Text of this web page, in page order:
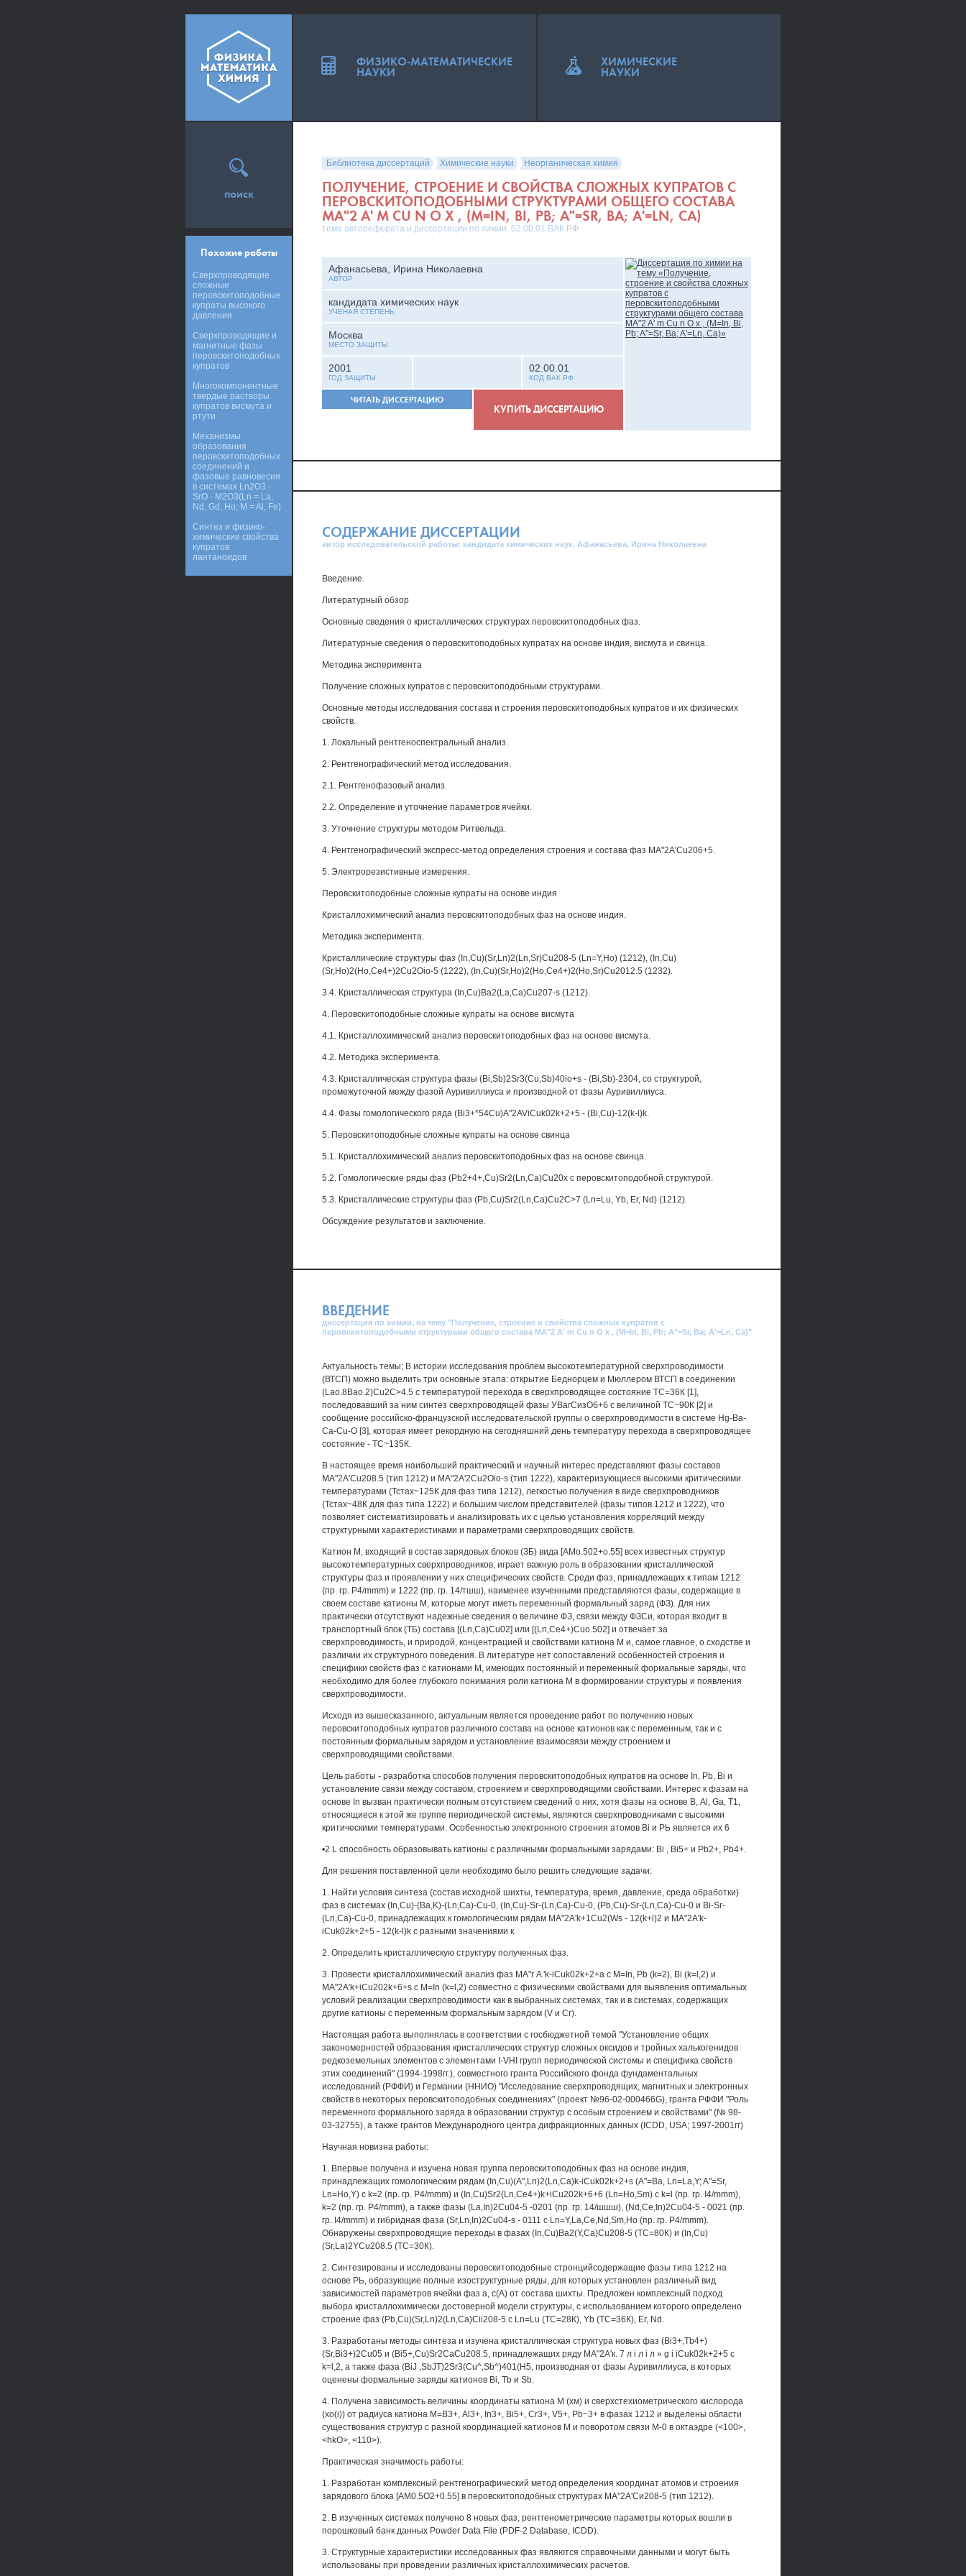
Библиотека диссертаций Химические науки Неорганическая химия
ПОЛУЧЕНИЕ, СТРОЕНИЕ И СВОЙСТВА СЛОЖНЫХ КУПРАТОВ С
ПЕРОВСКИТОПОДОБНЫМИ СТРУКТУРАМИ ОБЩЕГО СОСТАВА
MA"2 A' M CU N O X , (M=IN, BI, PB; A"=SR, BA; A'=LN, CA)
тема автореферата и диссертации по химии, 02.00.01 ВАК РФ
Афанасьева, Ирина Николаевна
АВТОР
кандидата химических наук
УЧЕНАЯ СТЕПЕНЬ
Москва
МЕСТО ЗАЩИТЫ
2001
ГОД ЗАЩИТЫ
02.00.01
КОД ВАК РФ
ЧИТАТЬ ДИССЕРТАЦИЮ
КУПИТЬ ДИССЕРТАЦИЮ
СОДЕРЖАНИЕ ДИССЕРТАЦИИ
автор исследовательской работы: кандидата химических наук, Афанасьева, Ирина Николаевна
Введение.
Литературный обзор
Основные сведения о кристаллических структурах перовскитоподобных фаз.
Литературные сведения о перовскитоподобных купратах на основе индия, висмута и свинца.
Методика эксперимента
Получение сложных купратов с перовскитоподобными структурами.
Основные методы исследования состава и строения перовскитоподобных купратов и их физических
свойств.
1. Локальный рентгеноспектральный анализ.
2. Рентгенографический метод исследования.
2.1. Рентгенофазовый анализ.
2.2. Определение и уточнение параметров ячейки.
3. Уточнение структуры методом Ритвельда.
4. Рентгенографический экспресс-метод определения строения и состава фаз MA"2A'Cu206+5.
5. Электрорезистивные измерения.
Перовскитоподобные сложные купраты на основе индия
Кристаллохимический анализ перовскитоподобных фаз на основе индия.
Методика эксперимента.
Кристаллические структуры фаз (In,Cu)(Sr,Ln)2(Ln,Sr)Cu208-5 (Ln=Y,Ho) (1212), (In,Cu)
(Sr,Ho)2(Ho,Ce4+)2Cu2Oio-5 (1222), (In,Cu)(Sr,Ho)2(Ho,Ce4+)2(Ho,Sr)Cu2012.5 (1232).
3.4. Кристаллическая структура (In,Cu)Ba2(La,Ca)Cu207-s (1212).
4. Перовскитоподобные сложные купраты на основе висмута
4.1. Кристаллохимический анализ перовскитоподобных фаз на основе висмута.
4.2. Методика эксперимента.
4.3. Кристаллическая структура фазы (Bi,Sb)2Sr3(Cu,Sb)40io+s - (Bi,Sb)-2304, со структурой,
промежуточной между фазой Ауривиллиуса и производной от фазы Ауривиллиуса.
4.4. Фазы гомологического ряда (Bi3+*54Cu)A"2AViCuk02k+2+5 - (Bi,Cu)-12(k-l)k.
5. Перовскитоподобные сложные купраты на основе свинца
5.1. Кристаллохимический анализ перовскитоподобных фаз на основе свинца.
5.2. Гомологические ряды фаз (Pb2+4+,Cu)Sr2(Ln,Ca)Cu20x с перовскитоподобной структурой.
5.3. Кристаллические структуры фаз (Pb,Cu)Sr2(Ln,Ca)Cu2C>7 (Ln=Lu, Yb, Er, Nd) (1212).
Обсуждение результатов и заключение.
ВВЕДЕНИЕ
диссертация по химии, на тему "Получение, строение и свойства сложных купратов с
перовскитоподобными структурами общего состава MA"2 A' m Cu n O x , (M=In, Bi, Pb; A"=Sr, Ba; A'=Ln, Ca)"
Актуальность темы; В истории исследования проблем высокотемпературной сверхпроводимости
(ВТСП) можно выделить три основные этапа: открытие Беднорцем и Мюллером ВТСП в соединении
(Lao.8Bao.2)Cu2C>4.5 с температурой перехода в сверхпроводящее состояние ТС=36К [1],
последовавший за ним синтез сверхпроводящей фазы УВагСизОб+б с величиной ТС~90К [2] и
сообщение российско-французской исследовательской группы о сверхпроводимости в системе Hg-Ba-
Ca-Cu-О [3], которая имеет рекордную на сегодняшний день температуру перехода в сверхпроводящее
состояние - ТС~135К.
В настоящее время наибольший практический и научный интерес представляют фазы составов
MA"2A'Cu208.5 (тип 1212) и MA"2A'2Cu2Oio-s (тип 1222), характеризующиеся высокими критическими
температурами (Тстах~125К для фаз типа 1212), легкостью получения в виде сверхпроводников
(Тстах~48К для фаз типа 1222) и большим числом представителей (фазы типов 1212 и 1222), что
позволяет систематизировать и анализировать их с целью установления корреляций между
структурными характеристиками и параметрами сверхпроводящих свойств.
Катион М, входящий в состав зарядовых блоков (ЗБ) вида [АМо.502+о.55] всех известных структур
высокотемпературных сверхпроводников, играет важную роль в образовании кристаллической
структуры фаз и проявлении у них специфических свойств. Среди фаз, принадлежащих к типам 1212
(пр. гр. P4/mmm) и 1222 (пр. гр. 14/тшш), наименее изученными представляются фазы, содержащие в
своем составе катионы М, которые могут иметь переменный формальный заряд (ФЗ). Для них
практически отсутствуют надежные сведения о величине ФЗ, связи между ФЗСи, которая входит в
транспортный блок (ТБ) состава [(Ln,Ca)Cu02] или [(Ln,Ce4+)Cuo.502] и отвечает за
сверхпроводимость, и природой, концентрацией и свойствами катиона М и, самое главное, о сходстве и
различии их структурного поведения. В литературе нет сопоставлений особенностей строения и
специфики свойств фаз с катионами М, имеющих постоянный и переменный формальные заряды, что
необходимо для более глубокого понимания роли катиона М в формировании структуры и появления
сверхпроводимости.
Исходя из вышесказанного, актуальным является проведение работ по получению новых
перовскитоподобных купратов различного состава на основе катионов как с переменным, так и с
постоянным формальным зарядом и установление взаимосвязи между строением и
сверхпроводящими свойствами.
Цель работы - разработка способов получения перовскитоподобных купратов на основе In, Pb, Bi и
установление связи между составом, строением и сверхпроводящими свойствами. Интерес к фазам на
основе In вызван практически полным отсутствием сведений о них, хотя фазы на основе В, Al, Ga, Т1,
относящиеся к этой же группе периодической системы, являются сверхпроводниками с высокими
критическими температурами. Особенностью электронного строения атомов Bi и РЬ является их 6
•2 L способность образовывать катионы с различными формальными зарядами: Bi , Bi5+ и Pb2+, Pb4+.
Для решения поставленной цели необходимо было решить следующие задачи:
1. Найти условия синтеза (состав исходной шихты, температура, время, давление, среда обработки)
фаз в системах (In,Cu)-(Ba,K)-(Ln,Ca)-Cu-0, (In,Cu)-Sr-(Ln,Ca)-Cu-0, (Pb,Cu)-Sr-(Ln,Ca)-Cu-0 и Bi-Sr-
(Ln,Ca)-Cu-0, принадлежащих к гомологическим рядам MA"2A'k+1Cu2(Ws - 12(k+l)2 и MA"2A'k-
iCuk02k+2+5 - 12(k-l)k с разными значениями к.
2. Определить кристаллическую структуру полученных фаз.
3. Провести кристаллохимический анализ фаз МА"г A 'k-iCuk02k+2+a с M=In, Pb (k=2), Bi (k=l,2) и
MA"2A'k+iCu202k+6+s с M=In (k=l,2) совместно с физическими свойствами для выявления оптимальных
условий реализации сверхпроводимости как в выбранных системах, так и в системах, содержащих
другие катионы с переменным формальным зарядом (V и Сг).
Настоящая работа выполнялась в соответствии с госбюджетной темой "Установление общих
закономерностей образования кристаллических структур сложных оксидов и тройных халькогенидов
редкоземельных элементов с элементами I-VHI групп периодической системы и специфика свойств
этих соединений" (1994-1998гг.), совместного гранта Российского фонда фундаментальных
исследований (РФФИ) и Германии (ННИО) "Исследование сверхпроводящих, магнитных и электронных
свойств в некоторых перовскитоподобных соединениях" (проект №96-02-000466G), гранта РФФИ "Роль
переменного формального заряда в образовании структур с особым строением и свойствами" (№ 98-
03-32755), а также грантов Международного центра дифракционных данных (ICDD, USA; 1997-2001гг)
Научная новизна работы:
1. Впервые получена и изучена новая группа перовскитоподобных фаз на основе индия,
принадлежащих гомологическим рядам (In,Cu)(A",Ln)2(Ln,Ca)k-iCuk02k+2+s (А"=Ва, Ln=La,Y; A"=Sr,
Ln=Ho,Y) с k=2 (пр. гр. P4/mmm) и (In,Cu)Sr2(Ln,Ce4+)k+iCu202k+6+6 (Ln=Ho,Sm) с k=l (пр. гр. I4/mmm),
k=2 (пр. гр. P4/mmm), а также фазы (La,In)2Cu04-5 -0201 (пр. гр. 14/шшш), (Nd,Ce,In)2Cu04-5 - 0021 (пр.
гр. I4/mmm) и гибридная фаза (Sr,Ln,In)2Cu04-s - 0111 с Ln=Y,La,Ce,Nd,Sm,Ho (пр. гр. P4/mmm).
Обнаружены сверхпроводящие переходы в фазах (In,Cu)Ba2(Y,Ca)Cu208-5 (ТС=80К) и (In,Cu)
(Sr,La)2YCu208.5 (ТС=30К).
2. Синтезированы и исследованы перовскитоподобные стронцийсодержащие фазы типа 1212 на
основе РЬ, образующие полные изоструктурные ряды, для которых установлен различный вид
зависимостей параметров ячейки фаз а, с(А) от состава шихты. Предложен комплексный подход
выбора кристаллохимически достоверной модели структуры, с использованием которого определено
строение фаз (Pb,Cu)(Sr,Ln)2(Ln,Ca)Cii208-5 с Ln=Lu (ТС=28К), Yb (ТС=36К), Er, Nd.
3. Разработаны методы синтеза и изучена кристаллическая структура новых фаз (Bi3+,Tb4+)
(Sr,Bi3+)2Cu05 и (Bi5+,Cu)Sr2CaCu208.5, принадлежащих ряду МА"2А'к. 7 л i л i л » g i iCuk02k+2+5 с
k=l,2, а также фаза (BiJ ,SbJT)2Sr3(Cu^,Sb^)401(H5, производная от фазы Ауривиллиуса, в которых
оценены формальные заряды катионов Bi, Tb и Sb.
4. Получена зависимость величины координаты катиона М (хм) и сверхстехиометрического кислорода
(xo(i)) от радиуса катиона М=В3+, Al3+, In3+, Bi5+, Cr3+, V5+, Pb~3+ в фазах 1212 и выделены области
существования структур с разной координацией катионов М и поворотом связи М-0 в октаэдре (<100>,
<hkO>, <110>).
Практическая значимость работы:
1. Разработан комплексный рентгенографический метод определения координат атомов и строения
зарядового блока [АМ0.5О2+0.55] в перовскитоподобных структурах МА"2А'Си208-5 (тип 1212).
2. В изученных системах получено 8 новых фаз, рентгенометрические параметры которых вошли в
порошковый банк данных Powder Data File (PDF-2 Database, ICDD).
3. Структурные характеристики исследованных фаз являются справочными данными и могут быть
использованы при проведении различных кристаллохимических расчетов.
поиск
Похожие работы
Сверхпроводящие
сложные
перовскитоподобные
купраты высокого
давления
Сверхпроводящие и
магнитные фазы
перовскитоподобных
купратов
Многокомпонентные
твердые растворы
купратов висмута и
ртути
Механизмы
образования
перовскитоподобных
соединений и
фазовые равновесия
в системах Ln2O3 -
SrO - M2O3(Ln = La,
Nd, Gd, Ho; M = Al, Fe)
Синтез и физико-
химические свойства
купратов
лантаноидов
ФИЗИКО-МАТЕМАТИЧЕСКИЕ
НАУКИ
ХИМИЧЕСКИЕ
НАУКИ